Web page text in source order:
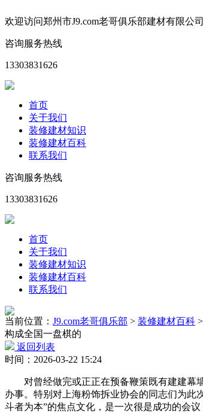
欢迎访问郑州市J9.com老哥俱乐部建材有限
咨询服务热线
13303831626
首页
关于我们
装修建材知识
装修建材百科
联系我们
咨询服务热线
13303831626
首页
关于我们
装修建材知识
装修建材百科
联系我们
当前位置： J9.com老哥俱乐部 > 装修建材百科 >
构成全国一盘棋的
返回列表
时间：2026-03-22 15:24
对曾经做完或正正在预备鞭策既有建建幕墙
办事。特别对上海粉饰拆业协会的同志们为此
斗者为本”的焦点文化，是一次很是成功的会议